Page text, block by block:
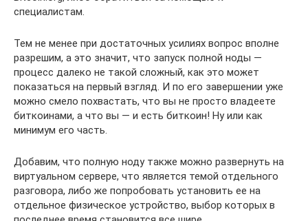
специалистам.
Тем не менее при достаточных усилиях вопрос вполне
разрешим, а это значит, что запуск полной ноды —
процесс далеко не такой сложный, как это может
показаться на первый взгляд. И по его завершении уже
можно смело похвастать, что вы не просто владеете
биткоинами, а что вы — и есть биткоин! Ну или как
минимум его часть.
Добавим, что полную ноду также можно развернуть на
виртуальном сервере, что является темой отдельного
разговора, либо же попробовать установить ее на
отдельное физическое устройство, выбор которых в